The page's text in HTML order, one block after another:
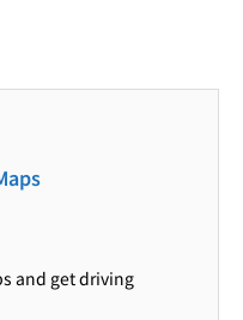
and get driving